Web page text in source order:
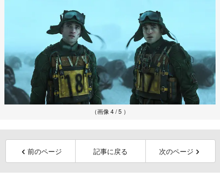
（画像 4 / 5 ）
前のページ 記事に戻る 次のページ